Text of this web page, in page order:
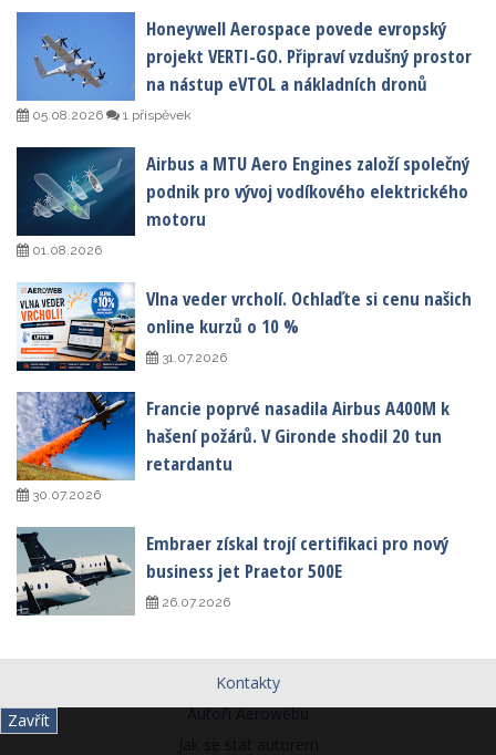
Zavřít
Honeywell Aerospace povede evropský
projekt VERTI-GO. Připraví vzdušný prostor
na nástup eVTOL a nákladních dronů
05.08.2026 1 příspěvek
Airbus a MTU Aero Engines založí společný
podnik pro vývoj vodíkového elektrického
motoru
01.08.2026
Vlna veder vrcholí. Ochlaďte si cenu našich
online kurzů o 10 %
31.07.2026
Francie poprvé nasadila Airbus A400M k
hašení požárů. V Gironde shodil 20 tun
retardantu
30.07.2026
Embraer získal trojí certifikaci pro nový
business jet Praetor 500E
26.07.2026
Kontakty
Autoři Aerowebu